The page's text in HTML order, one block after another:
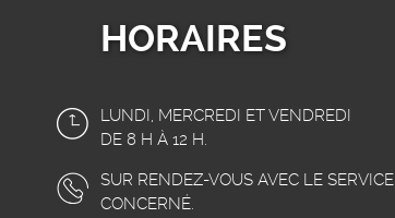
HORAIRES
LUNDI, MERCREDI ET VENDREDI
DE 8 H À 12 H.
SUR RENDEZ-VOUS AVEC LE SERVICE
CONCERNÉ.